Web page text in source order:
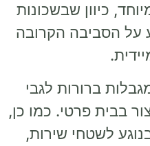
כיוון שבשכונות
על הסביבה הקרובה
ברורות לגבי
בבית פרטי. כמו כן,
לשטחי שירות,